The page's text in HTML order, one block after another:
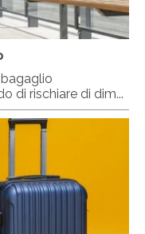
di rischiare di dim...